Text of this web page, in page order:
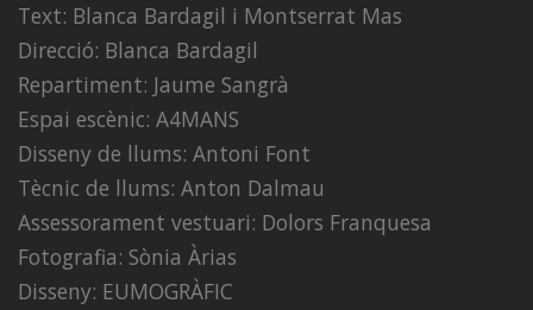
Text: Blanca Bardagil i Montserrat Mas
Direcció: Blanca Bardagil
Repartiment: Jaume Sangrà
Espai escènic: A4MANS
Disseny de llums: Antoni Font
Tècnic de llums: Anton Dalmau
Assessorament vestuari: Dolors Franquesa
Fotografia: Sònia Àrias
Disseny: EUMOGRÀFIC